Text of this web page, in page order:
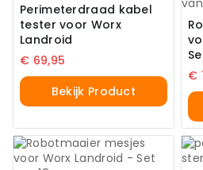
Perimeterdraad kabel
tester voor Worx
Landroid
€ 69,95
Bekijk Product
€